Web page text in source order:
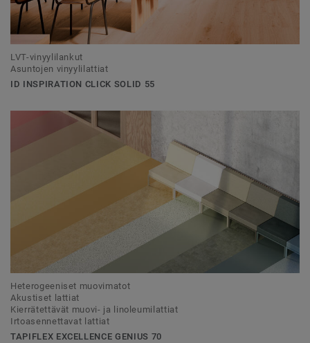
LVT-vinyylilankut
Asuntojen vinyylilattiat
ID INSPIRATION CLICK SOLID 55
Heterogeeniset muovimatot
Akustiset lattiat
Kierrätettävät muovi- ja linoleumilattiat
Irtoasennettavat lattiat
TAPIFLEX EXCELLENCE GENIUS 70